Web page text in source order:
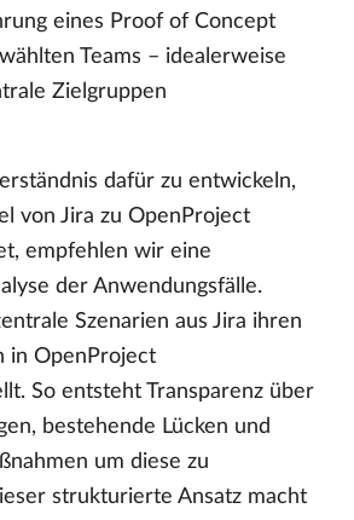
eines Proof of Concept
Teams – idealerweise
Zielgruppen
dafür zu entwickeln,
von Jira zu OpenProject
empfehlen wir eine
der Anwendungsfälle.
Szenarien aus Jira ihren
in OpenProject
So entsteht Transparenz über
bestehende Lücken und
um diese zu
strukturierte Ansatz macht